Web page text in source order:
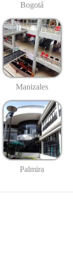
Bogotá
Manizales
Palmira